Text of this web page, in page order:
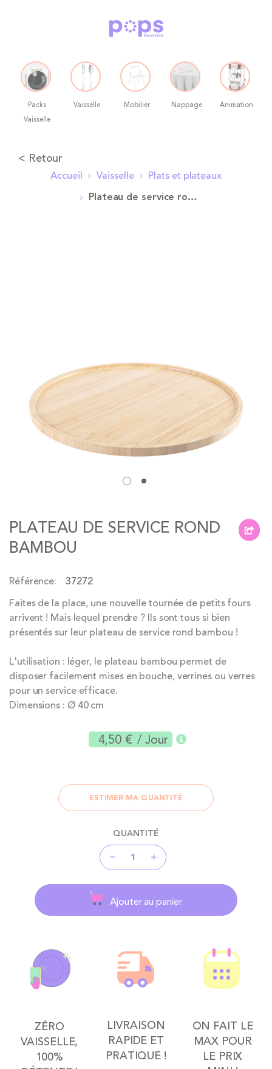
Packs
Vaisselle
Vaisselle Mobilier Nappage Animation
Allez
< Retour
Accueil Vaisselle Plats et plateaux
Plateau de service rond bambou
the
beginning
of
images
gallery
PLATEAU DE SERVICE ROND
BAMBOU
Référence
37272
Faites de la place, une nouvelle tournée de petits fours
arrivent ! Mais lequel prendre ? Ils sont tous si bien
présentés sur leur plateau de service rond bambou !
L'utilisation : léger, le plateau bambou permet de
disposer facilement mises en bouche, verrines ou verres
pour un service efficace.
Dimensions : Ø 40 cm
4,50 € / Jour
ESTIMER MA QUANTITÉ
QUANTITÉ
Ajouter au panier
ZÉRO
VAISSELLE,
100%
LIVRAISON
RAPIDE ET
PRATIQUE !
ON FAIT LE
MAX POUR
LE PRIX